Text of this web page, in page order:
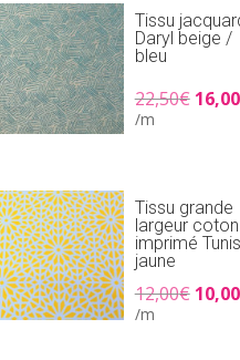
Tissu
Daryl beige /
bleu
22,50€ Le
16,00
/m
Tissu grande
largeur coton
imprimé Tunis
jaune
12,00€ Le
10,00
/m